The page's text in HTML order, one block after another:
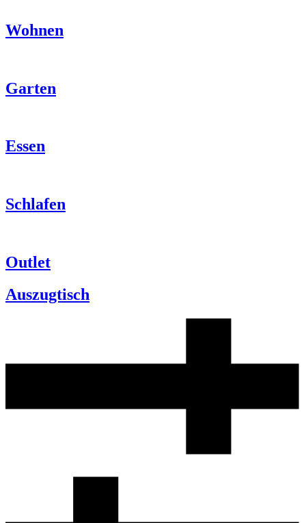
Wohnen
Garten
Essen
Schlafen
Outlet
Auszugtisch